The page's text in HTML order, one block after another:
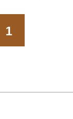
1